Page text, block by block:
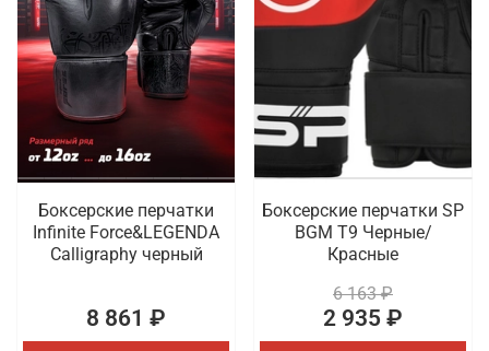
Боксерские перчатки
Infinite Force&LEGENDA
Calligraphy черный
8 861 ₽
Боксерские перчатки SP
BGM T9 Черные/
Красные
6 163 ₽
2 935 ₽